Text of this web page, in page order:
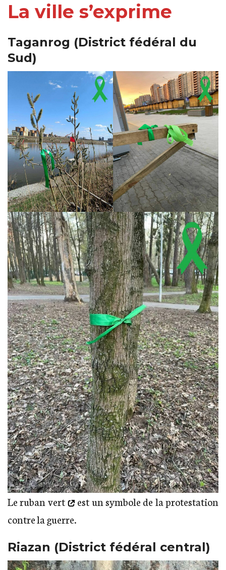
La ville s’exprime
Taganrog (District fédéral du
Sud)
Le ruban vert
est un symbole de la protestation
contre la guerre.
Riazan (District fédéral central)